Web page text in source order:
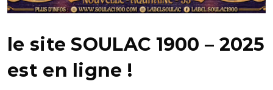
le site SOULAC 1900 – 2025
est en ligne !